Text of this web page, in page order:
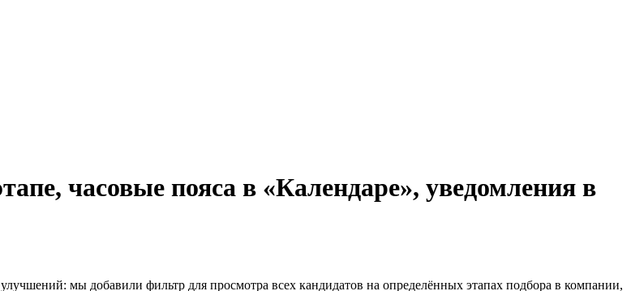
часовые пояса в «Календаре», уведомления в
мы добавили фильтр для просмотра всех кандидатов на определённых этапах подбора в компании,